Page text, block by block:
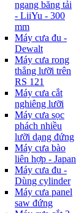
ngang băng tải
- LiiYu - 300
mm
Máy cưa đu -
Dewalt
Máy cưa rong
thẳng lưỡi trên
RS 121
Máy cưa cắt
nghiêng lưỡi
Máy cưa sọc
phách nhiều
lưỡi dạng đứng
Máy cưa bào
liên hợp - Japan
Máy cưa đu -
Dùng cylinder
Máy cưa panel
saw đứng